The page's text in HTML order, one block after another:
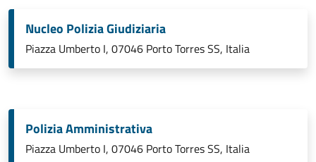
Nucleo Polizia Giudiziaria
Piazza Umberto I, 07046 Porto Torres SS, Italia
Polizia Amministrativa
Piazza Umberto I, 07046 Porto Torres SS, Italia